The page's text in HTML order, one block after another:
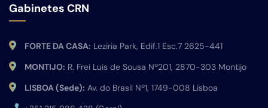
Gabinetes CRN
FORTE DA CASA: Leziria Park, Edif.1 Esc.7 2625-441
MONTIJO: R. Frei Luis de Sousa Nº201, 2870-303 Montijo
LISBOA (Sede): Av. do Brasil Nº1, 1749-008 Lisboa